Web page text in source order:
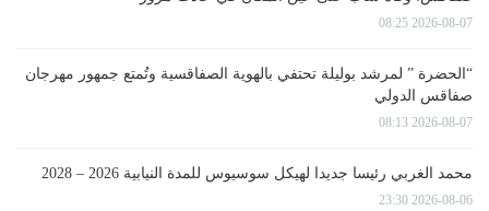
2026-08-07 08:25
“الحضرة ” لمرشد بوليلة تحتفي بالهوية الصفاقسية وتُمتع جمهور مهرجان
صفاقس الدولي
2026-08-07 08:13
محمد الغربي رئيسا جديدا لهيكل سوسيوس للمدة النيابية 2026 – 2028
2026-08-06 23:30